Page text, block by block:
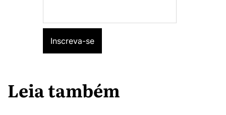
Leia também